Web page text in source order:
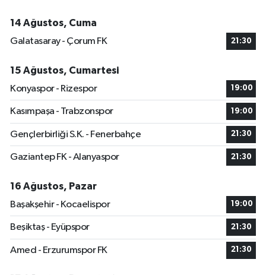
14 Ağustos, Cuma
Galatasaray - Çorum FK
21:30
15 Ağustos, Cumartesi
Konyaspor - Rizespor
19:00
Kasımpaşa - Trabzonspor 19:00
Gençlerbirliği S.K. - Fenerbahçe 21:30
Gaziantep FK - Alanyaspor 21:30
16 Ağustos, Pazar
Başakşehir - Kocaelispor
19:00
Beşiktaş - Eyüpspor 21:30
Amed - Erzurumspor FK 21:30